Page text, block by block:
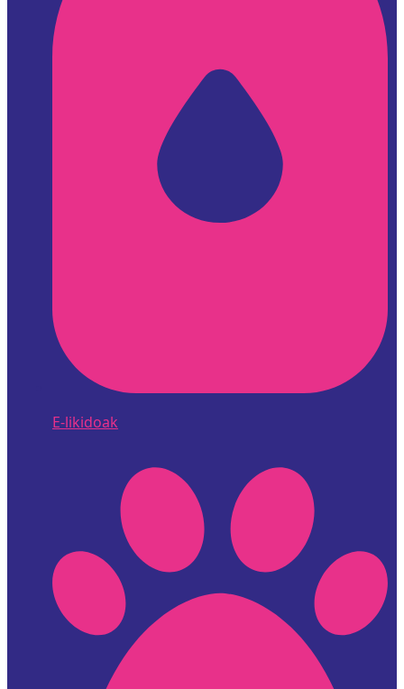
E-likidoak